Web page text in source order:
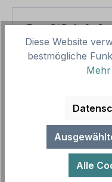
Pro-Stück-
Produktpreis
Zwischensumme
Gesamtpreis
Preise
Aufgrund von
Diese Website
bestmögliche
Alle